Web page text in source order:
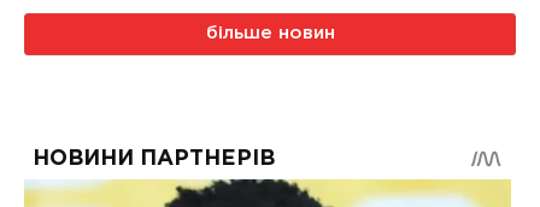
більше новин